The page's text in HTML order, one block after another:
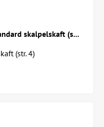
skalpelskaft (s...
(str. 4)